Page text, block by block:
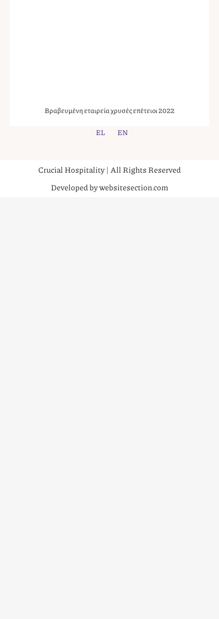
Βραβευμένη εταιρεία χρυσές επέτειοι 2022
EL EN
Crucial Hospitality | All Rights Reserved
Developed by websitesection.com